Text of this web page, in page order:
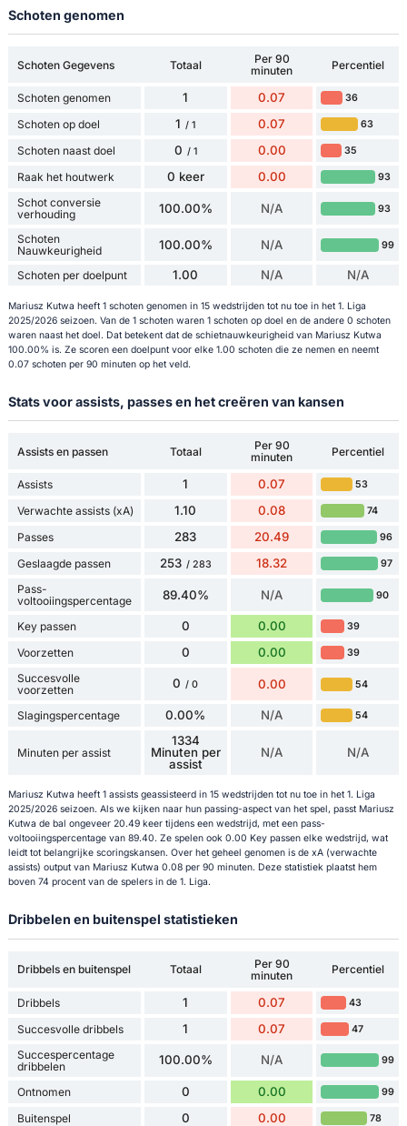
Schoten genomen
Schoten Gegevens Totaal
Per 90
minuten
Percentiel
Schoten genomen 1 0.07 36
Schoten op doel 1 / 1 0.07 63
Schoten naast doel 0 / 1 0.00 35
Raak het houtwerk 0 keer 0.00 93
Schot conversie
verhouding
100.00% N/A 93
Schoten
Nauwkeurigheid
100.00% N/A 99
Schoten per doelpunt 1.00 N/A N/A
Mariusz Kutwa heeft 1 schoten genomen in 15 wedstrijden tot nu toe in het 1. Liga
2025/2026 seizoen. Van de 1 schoten waren 1 schoten op doel en de andere 0 schoten
waren naast het doel. Dat betekent dat de schietnauwkeurigheid van Mariusz Kutwa
100.00% is. Ze scoren een doelpunt voor elke 1.00 schoten die ze nemen en neemt
0.07 schoten per 90 minuten op het veld.
Stats voor assists, passes en het creëren van kansen
Assists en passen Totaal
Per 90
minuten
Percentiel
Assists 1 0.07 53
Verwachte assists (xA) 1.10 0.08 74
Passes 283 20.49 96
Geslaagde passen 253 / 283 18.32 97
Pass-
voltooiingspercentage
89.40% N/A 90
Key passen 0 0.00 39
Voorzetten 0 0.00 39
Succesvolle
voorzetten
0 / 0 0.00 54
Slagingspercentage 0.00% N/A 54
Minuten per assist
1334
Minuten per
assist
N/A N/A
Mariusz Kutwa heeft 1 assists geassisteerd in 15 wedstrijden tot nu toe in het 1. Liga
2025/2026 seizoen. Als we kijken naar hun passing-aspect van het spel, passt Mariusz
Kutwa de bal ongeveer 20.49 keer tijdens een wedstrijd, met een pass-
voltooiingspercentage van 89.40. Ze spelen ook 0.00 Key passen elke wedstrijd, wat
leidt tot belangrijke scoringskansen. Over het geheel genomen is de xA (verwachte
assists) output van Mariusz Kutwa 0.08 per 90 minuten. Deze statistiek plaatst hem
boven 74 procent van de spelers in de 1. Liga.
Dribbelen en buitenspel statistieken
Dribbels en buitenspel Totaal
Per 90
minuten
Percentiel
Dribbels 1 0.07 43
Succesvolle dribbels 1 0.07 47
Succespercentage
dribbelen
100.00% N/A 99
Ontnomen 0 0.00 99
Buitenspel 0 0.00 78